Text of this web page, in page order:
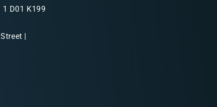
D01 K199
|